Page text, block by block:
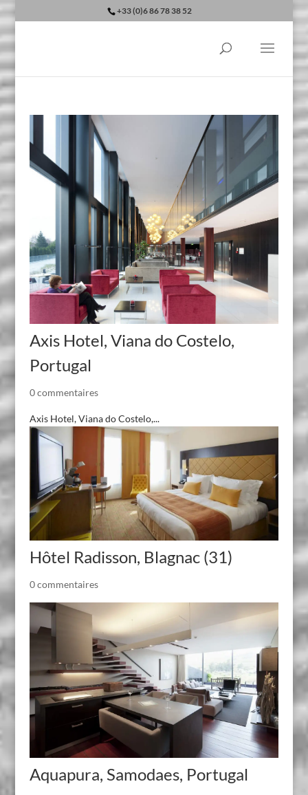
+33 (0)6 86 78 38 52
Axis Hotel, Viana do Costelo,
Portugal
0 commentaires
Axis Hotel, Viana do Costelo,...
Hôtel Radisson, Blagnac (31)
0 commentaires
Aquapura, Samodaes, Portugal